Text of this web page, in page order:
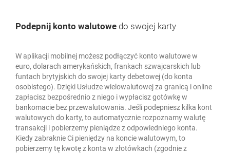
Podepnij konto walutowe do swojej karty
W aplikacji mobilnej możesz podłączyć konto walutowe w
euro, dolarach amerykańskich, frankach szwajcarskich lub
funtach brytyjskich do swojej karty debetowej (do konta
osobistego). Dzięki Usłudze wielowalutowej za granicą i online
zapłacisz bezpośrednio z niego i wypłacisz gotówkę w
bankomacie bez przewalutowania. Jeśli podepniesz kilka kont
walutowych do karty, to automatycznie rozpoznamy walutę
transakcji i pobierzemy pieniądze z odpowiedniego konta.
Kiedy zabraknie Ci pieniędzy na koncie walutowym, to
pobierzemy tę kwotę z konta w złotówkach (zgodnie z